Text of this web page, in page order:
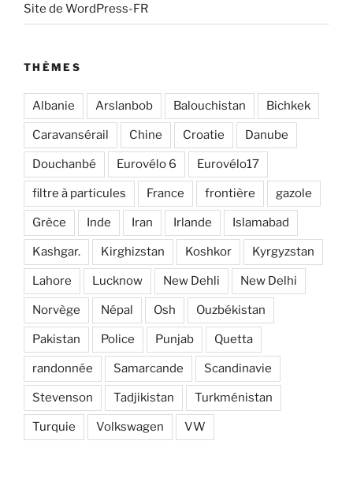
Site de WordPress-FR
THÈMES
Albanie Arslanbob Balouchistan Bichkek
Caravansérail Chine Croatie Danube
Douchanbé Eurovélo 6 Eurovélo17
filtre à particules France frontière gazole
Grèce Inde Iran Irlande Islamabad
Kashgar. Kirghizstan Koshkor Kyrgyzstan
Lahore Lucknow New Dehli New Delhi
Norvège Népal Osh Ouzbékistan
Pakistan Police Punjab Quetta
randonnée Samarcande Scandinavie
Stevenson Tadjikistan Turkménistan
Turquie Volkswagen VW